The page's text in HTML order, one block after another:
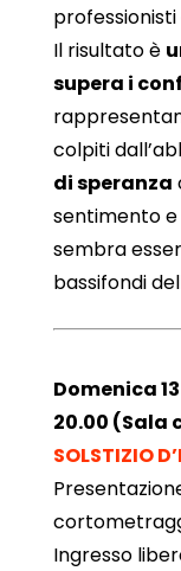
Il risultato è
supera i
colpiti
di speranza
sentimento
sembra
bassifondi
Domenica
20.00 (Sala
SOLSTIZIO
Ingresso